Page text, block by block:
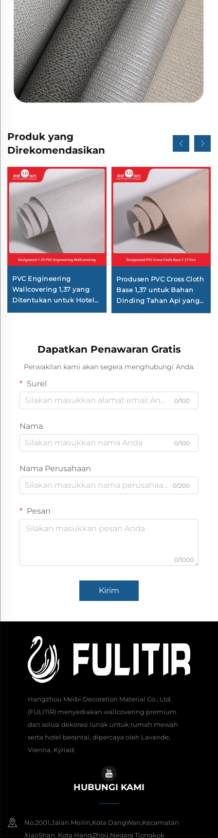
Produk yang
Direkomendasikan
PVC Engineering
Wallcovering 1,37 yang
Ditentukan untuk Hotel
Berantai, Basis Kain
2,8 Meter
Produsen PVC Cross Cloth
Base 1,37 untuk Bahan
Dinding Tahan Api yang
Dapatkan Penawaran Gratis
Perwakilan kami akan segera menghubungi Anda.
Surel
0/100
Nama
0/100
Nama Perusahaan
0/200
Pesan
0/1000
Kirim
Hangzhou Meibi Decoration Material Co., Ltd.
(FULITIR) menyediakan wallcovering premium
dan solusi dekorasi lunak untuk rumah mewah
serta hotel berantai, dipercaya oleh Lavande,
Vienna, Kyriad.
HUBUNGI KAMI
No.2001,Jalan Meilin,Kota DangWan,Kecamatan
XiaoShan, Kota HangZhou,Negara Tiongkok